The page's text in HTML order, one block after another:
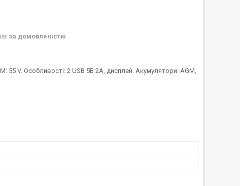
за домовленістю
55 V. Особливості: 2 USB 5В 2А, дисплей. Акумулятори: AGM,